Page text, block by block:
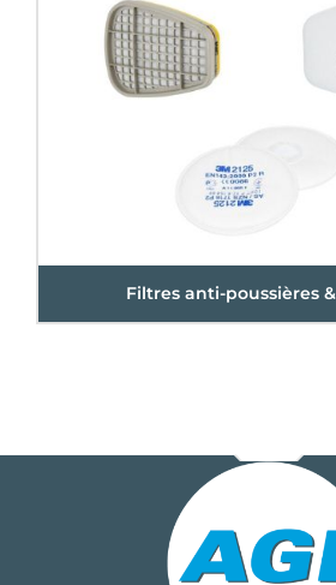
Filtres anti-poussières